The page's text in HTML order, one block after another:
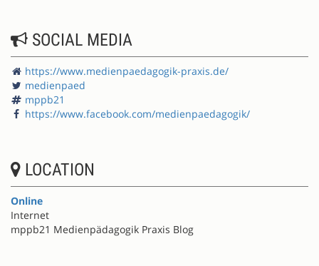
SOCIAL MEDIA
https://www.medienpaedagogik-praxis.de/
medienpaed
mppb21
https://www.facebook.com/medienpaedagogik/
LOCATION
Online
Internet
mppb21 Medienpädagogik Praxis Blog